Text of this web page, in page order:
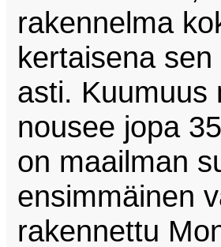
rakennelma
kertaisena
asti. Kuumuus
nousee jopa
on maailman
ensimmäinen
rakennettu